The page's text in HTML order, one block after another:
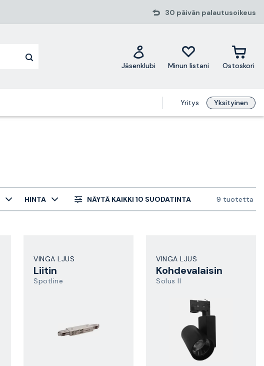
30 päivän palautusoikeus
Jäsenklubi Minun listani Ostoskori
Yritys Yksityinen
HINTA NÄYTÄ KAIKKI 10 SUODATINTA 9 tuotetta
VINGA LJUS
Liitin
Spotline
VINGA LJUS
Kohdevalaisin
Solus II